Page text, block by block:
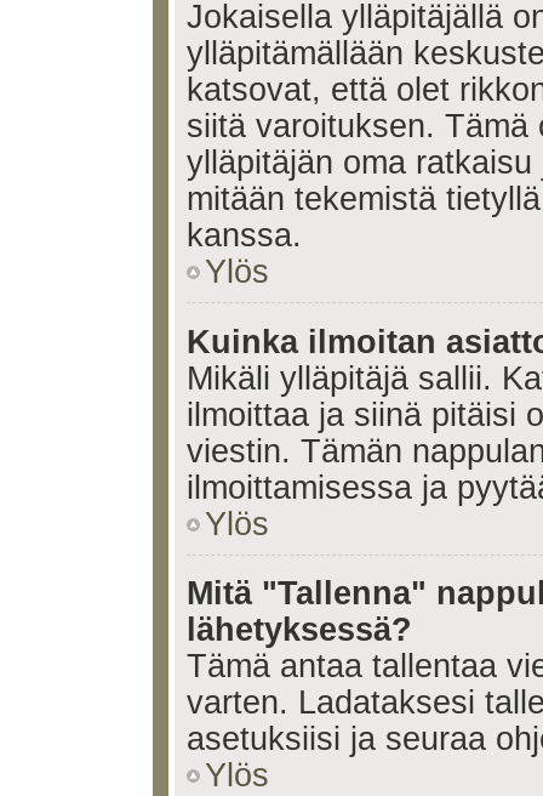
Jokaisella ylläpitäjällä
ylläpitämällään
katsovat, että olet
siitä varoituksen.
ylläpitäjän oma
mitään tekemistä
kanssa.
Ylös
Kuinka ilmoitan
Mikäli ylläpitäjä sallii.
ilmoittaa ja siinä pitäisi
viestin. Tämän
ilmoittamisessa ja
Ylös
Mitä "Tallenna"
lähetyksessä?
Tämä antaa tallentaa
varten. Ladataksesi
asetuksiisi ja seuraa
Ylös